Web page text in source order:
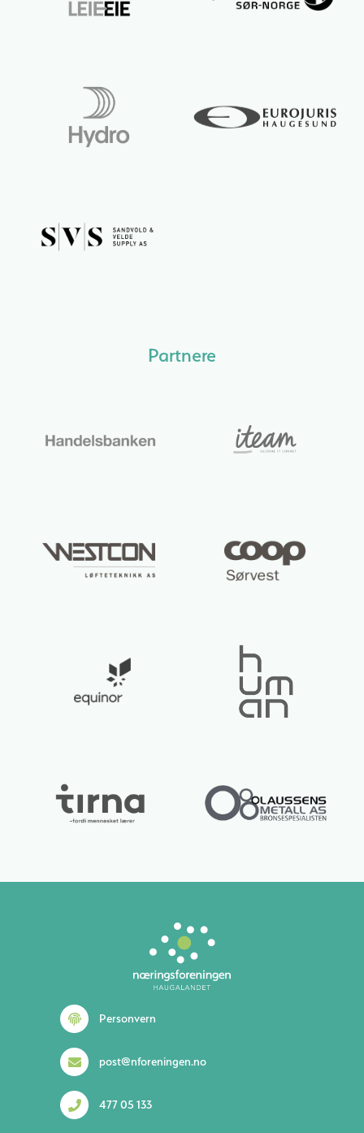
Partnere
Personvern
post@nforeningen.no
477 05 133